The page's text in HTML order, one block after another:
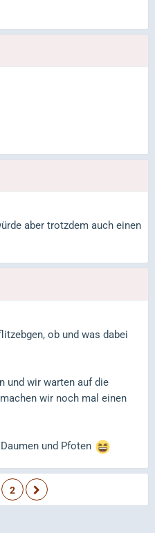
aber trotzdem auch einen
ob und was dabei
und wir warten auf die
wir noch mal einen
und Pfoten
2